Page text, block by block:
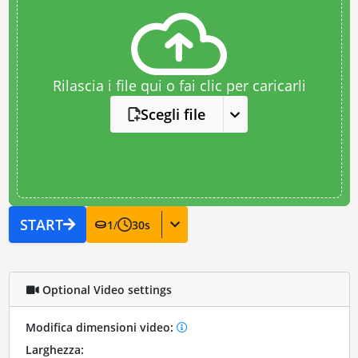
Rilascia i file qui o fai clic per caricarli
Scegli file
START 1/ 30s
Optional Video settings
Modifica dimensioni video:
Larghezza: